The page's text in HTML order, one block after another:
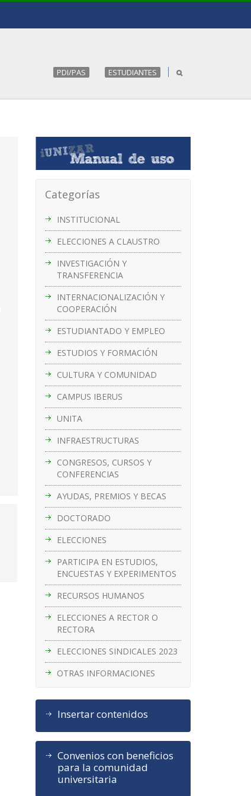
PDI/PAS ESTUDIANTES
Categorías
INSTITUCIONAL
ELECCIONES A CLAUSTRO
INVESTIGACIÓN Y
TRANSFERENCIA
INTERNACIONALIZACIÓN Y
COOPERACIÓN
ESTUDIANTADO Y EMPLEO
ESTUDIOS Y FORMACIÓN
CULTURA Y COMUNIDAD
CAMPUS IBERUS
UNITA
INFRAESTRUCTURAS
CONGRESOS, CURSOS Y
CONFERENCIAS
AYUDAS, PREMIOS Y BECAS
DOCTORADO
ELECCIONES
PARTICIPA EN ESTUDIOS,
ENCUESTAS Y EXPERIMENTOS
RECURSOS HUMANOS
ELECCIONES A RECTOR O
RECTORA
ELECCIONES SINDICALES 2023
OTRAS INFORMACIONES
Insertar contenidos
Convenios con beneficios
para la comunidad
universitaria